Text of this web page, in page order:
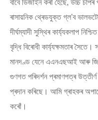
বাবে ডিজাইন কৰা হৈছে, উচ্চ চাপৰ
ৰাসায়নিক থ্ৰেডযুক্ত গ্ল'ব
দীৰ্ঘম্যাদী সুস্থিৰ কাৰ্য্যকলাপ
বৃদ্ধি বিৰোধী কাৰ্য্যক্ষমতাৰ
মানদণ্ড যেনে এএনএছআই আৰু
গুণগত পৰিদৰ্শন প্ৰমাণপত্ৰ
প্ৰদান কৰিছে। আমি গ্ৰাহকৰ
কৰোঁ।